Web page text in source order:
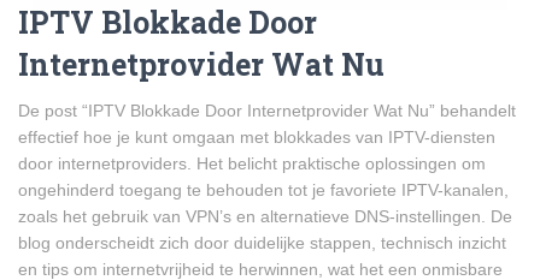
IPTV Blokkade Door
Internetprovider Wat Nu
De post “IPTV Blokkade Door Internetprovider Wat Nu” behandelt
effectief hoe je kunt omgaan met blokkades van IPTV-diensten
door internetproviders. Het belicht praktische oplossingen om
ongehinderd toegang te behouden tot je favoriete IPTV-kanalen,
zoals het gebruik van VPN’s en alternatieve DNS-instellingen. De
blog onderscheidt zich door duidelijke stappen, technisch inzicht
en tips om internetvrijheid te herwinnen, wat het een onmisbare